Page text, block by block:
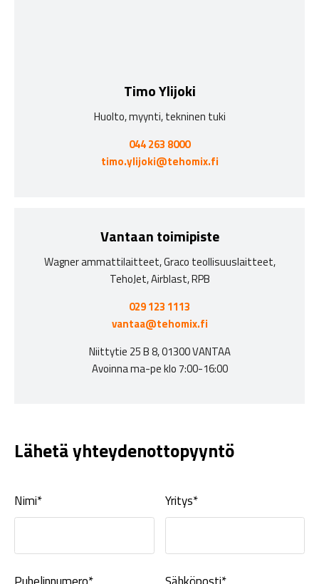
Timo Ylijoki
Huolto, myynti, tekninen tuki
044 263 8000
timo.ylijoki@tehomix.fi
Vantaan toimipiste
Wagner ammattilaitteet, Graco teollisuuslaitteet,
TehoJet, Airblast, RPB
029 123 1113
vantaa@tehomix.fi
Niittytie 25 B 8, 01300 VANTAA
Avoinna ma-pe klo 7:00-16:00
Lähetä yhteydenottopyyntö
Nimi* Yritys*